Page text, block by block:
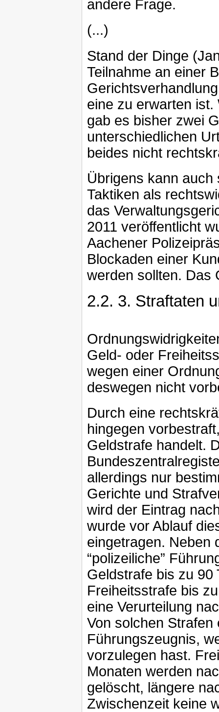
andere Frage.
(...)
Stand der Dinge
Teilnahme an einer
eine zu erwarten
gab es bisher zwei
unterschiedlichen
beides nicht
Übrigens kann
Taktiken als
das
2011 veröffentlicht
Aachener
Blockaden einer
werden sollten. Das
2.2. 3. Straftaten
Geld- oder
wegen einer
deswegen nicht
Durch eine
hingegen
Geldstrafe handelt.
allerdings nur
Gerichte und
wird der Eintrag
wurde vor Ablauf
eingetragen. Neben
“polizeiliche”
Geldstrafe bis zu 90
Freiheitsstrafe bis
eine Verurteilung
Von solchen
Führungszeugnis,
vorzulegen hast.
Monaten werden
gelöscht, längere
Zwischenzeit keine